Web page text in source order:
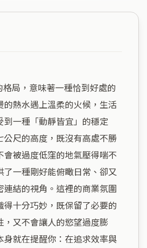
的熱水遇上溫柔的火候，生活
到一種「動靜皆宜」的穩定
公尺的高度，既沒有高處不勝
會被過度低窪的地氣壓得喘不
了一種剛好能俯瞰日常、卻又
連結的視角。這裡的商業氛圍
得十分巧妙，既保留了必要的
，又不會讓人的慾望過度膨
身就在提醒你：在追求效率與